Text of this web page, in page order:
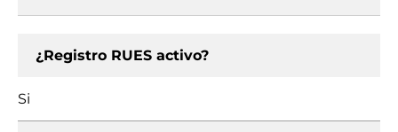
¿Registro RUES activo?
Si